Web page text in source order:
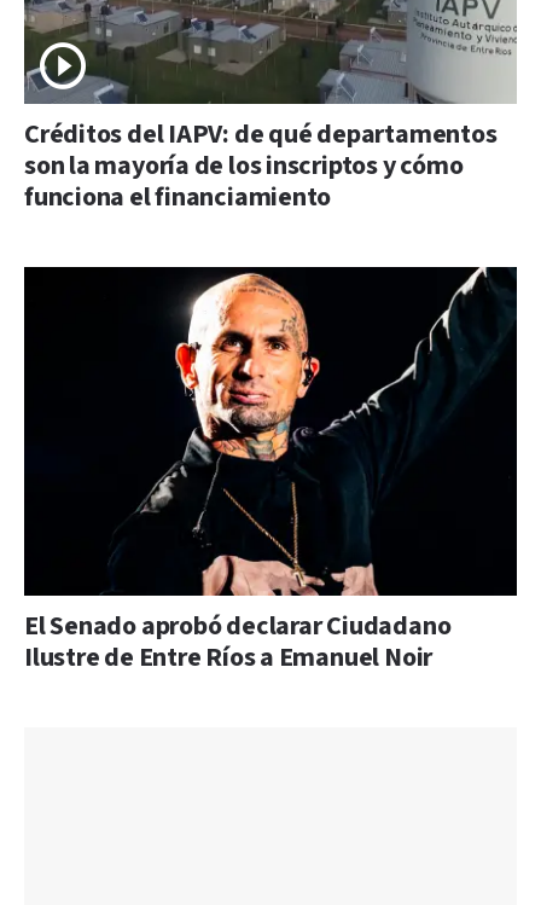
Créditos del IAPV: de qué departamentos
son la mayoría de los inscriptos y cómo
funciona el financiamiento
El Senado aprobó declarar Ciudadano
Ilustre de Entre Ríos a Emanuel Noir